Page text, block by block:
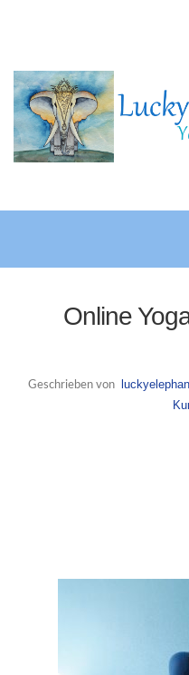
Online
Geschrieben von